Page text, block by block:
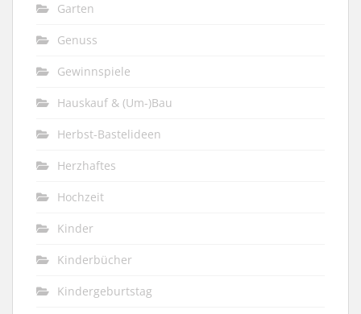
Garten
Genuss
Gewinnspiele
Hauskauf & (Um-)Bau
Herbst-Bastelideen
Herzhaftes
Hochzeit
Kinder
Kinderbücher
Kindergeburtstag